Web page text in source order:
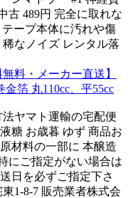
古 489円 完全に取れな
テープ本体に汚れや傷
なノイズ レンタル落
料・メーカー直送】
箔 丸110cc、平55cc
ヤマト運輸の宅配便
糖 お歳暮 ゆず 商品お
材料の一部に 本醸造
にご指定がない場合は
日を必ずご指定下さ
1-8-7 販売業者株式会